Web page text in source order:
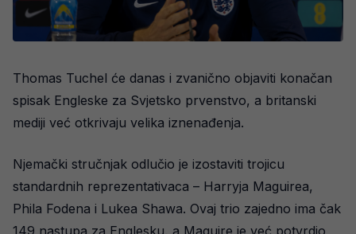
Thomas Tuchel će danas i zvanično objaviti konačan
spisak Engleske za Svjetsko prvenstvo, a britanski
mediji već otkrivaju velika iznenađenja.
Njemački stručnjak odlučio je izostaviti trojicu
standardnih reprezentativaca – Harryja Maguirea,
Phila Fodena i Lukea Shawa. Ovaj trio zajedno ima čak